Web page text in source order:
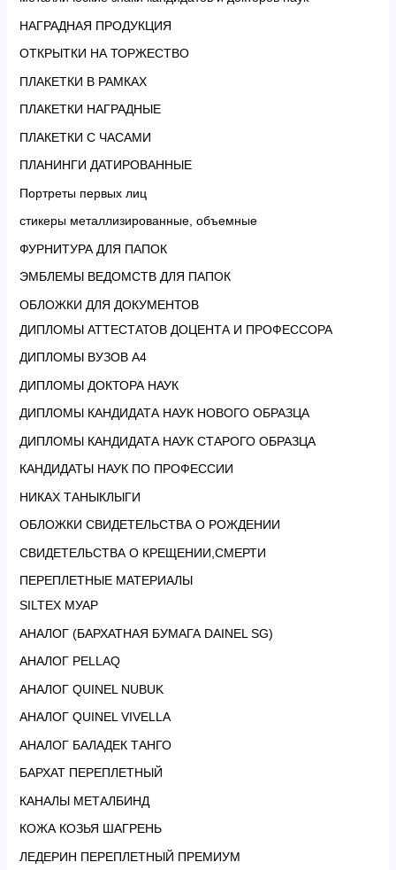
НАГРАДНАЯ ПРОДУКЦИЯ
ОТКРЫТКИ НА ТОРЖЕСТВО
ПЛАКЕТКИ В РАМКАХ
ПЛАКЕТКИ НАГРАДНЫЕ
ПЛАКЕТКИ С ЧАСАМИ
ПЛАНИНГИ ДАТИРОВАННЫЕ
Портреты первых лиц
стикеры металлизированные, объемные
ФУРНИТУРА ДЛЯ ПАПОК
ЭМБЛЕМЫ ВЕДОМСТВ ДЛЯ ПАПОК
ОБЛОЖКИ ДЛЯ ДОКУМЕНТОВ
ДИПЛОМЫ АТТЕСТАТОВ ДОЦЕНТА И ПРОФЕССОРА
ДИПЛОМЫ ВУЗОВ А4
ДИПЛОМЫ ДОКТОРА НАУК
ДИПЛОМЫ КАНДИДАТА НАУК НОВОГО ОБРАЗЦА
ДИПЛОМЫ КАНДИДАТА НАУК СТАРОГО ОБРАЗЦА
КАНДИДАТЫ НАУК ПО ПРОФЕССИИ
НИКАХ ТАНЫКЛЫГИ
ОБЛОЖКИ СВИДЕТЕЛЬСТВА О РОЖДЕНИИ
СВИДЕТЕЛЬСТВА О КРЕЩЕНИИ,СМЕРТИ
ПЕРЕПЛЕТНЫЕ МАТЕРИАЛЫ
SILTEX МУАР
АНАЛОГ (БАРХАТНАЯ БУМАГА DAINEL SG)
АНАЛОГ PELLAQ
АНАЛОГ QUINEL NUBUK
АНАЛОГ QUINEL VIVELLA
АНАЛОГ БАЛАДЕК ТАНГО
БАРХАТ ПЕРЕПЛЕТНЫЙ
КАНАЛЫ МЕТАЛБИНД
КОЖА КОЗЬЯ ШАГРЕНЬ
ЛЕДЕРИН ПЕРЕПЛЕТНЫЙ ПРЕМИУМ